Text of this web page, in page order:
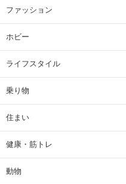
ファッション
ホビー
ライフスタイル
乗り物
住まい
健康・筋トレ
動物